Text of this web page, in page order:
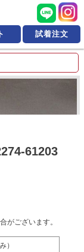
門店 ビッ
試着注文
61203
がございます。
）